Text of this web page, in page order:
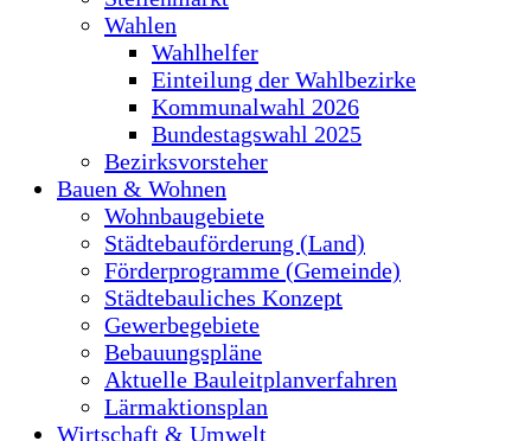
Wahlen
Wahlhelfer
Einteilung der Wahlbezirke
Kommunalwahl 2026
Bundestagswahl 2025
Bezirksvorsteher
Bauen & Wohnen
Wohnbaugebiete
Städtebauförderung (Land)
Förderprogramme (Gemeinde)
Städtebauliches Konzept
Gewerbegebiete
Bebauungspläne
Aktuelle Bauleitplanverfahren
Lärmaktionsplan
Wirtschaft & Umwelt